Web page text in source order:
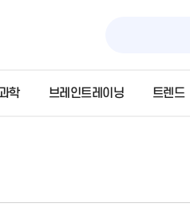
학 브레인트레이닝 트렌드